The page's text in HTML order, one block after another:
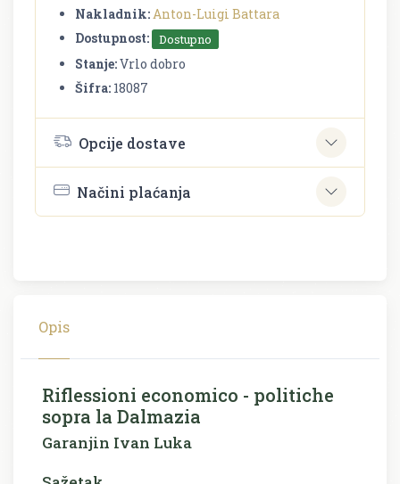
Nakladnik:Anton-Luigi Battara
Dostupnost:
Dostupno
Stanje:Vrlo dobro
Šifra: 18087
Opcije dostave
Načini plaćanja
Opis
Riflessioni economico - politiche
sopra la Dalmazia
Garanjin Ivan Luka